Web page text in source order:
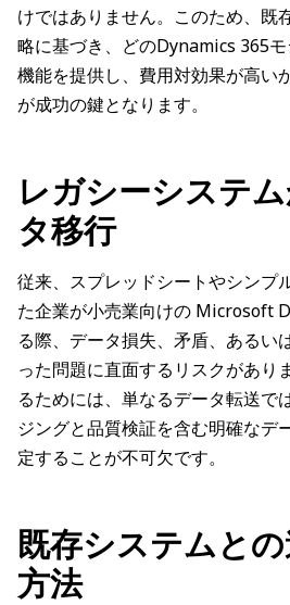
けではありません。このため、既
略に基づき、どのDynamics 365
機能を提供し、費用対効果が高い
が成功の鍵となります。
レガシーシステ
タ移行
従来、スプレッドシートやシンプ
た企業が小売業向けの Microsoft
る際、データ損失、矛盾、あるい
った問題に直面するリスクがあり
るためには、単なるデータ転送で
ジングと品質検証を含む明確なデ
定することが不可欠です。
既存システムと
方法